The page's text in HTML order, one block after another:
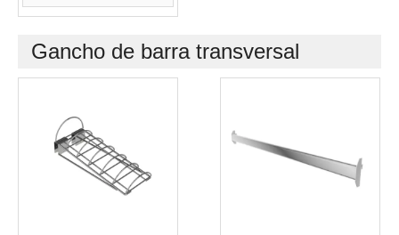
Gancho de barra transversal